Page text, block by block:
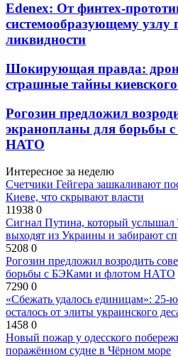
Edenex: От финтех-
системообразующему узлу
ликвидности
Шокирующая правда:
страшные тайны
Рогозин предложил
экранопланы для борьбы
НАТО
Интересное за неделю
Счетчики Гейгера зашкаливают
Киеве, что скрывают власти
11938 0
Сигнал Путина, который
выходят из Украины и забирают
5208 0
Рогозин предложил возродить
борьбы с БЭКами и флотом НАТО
7290 0
«Сбежать удалось единицам»:
осталось от элиты украинского
1458 0
Новый пожар у одесского
поражённом судне в Чёрном море